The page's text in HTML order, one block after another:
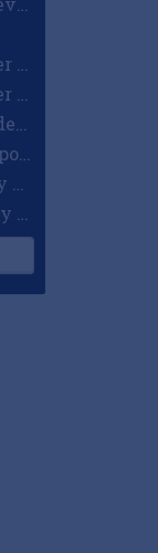
EK Retail Customer Support Omnichannel